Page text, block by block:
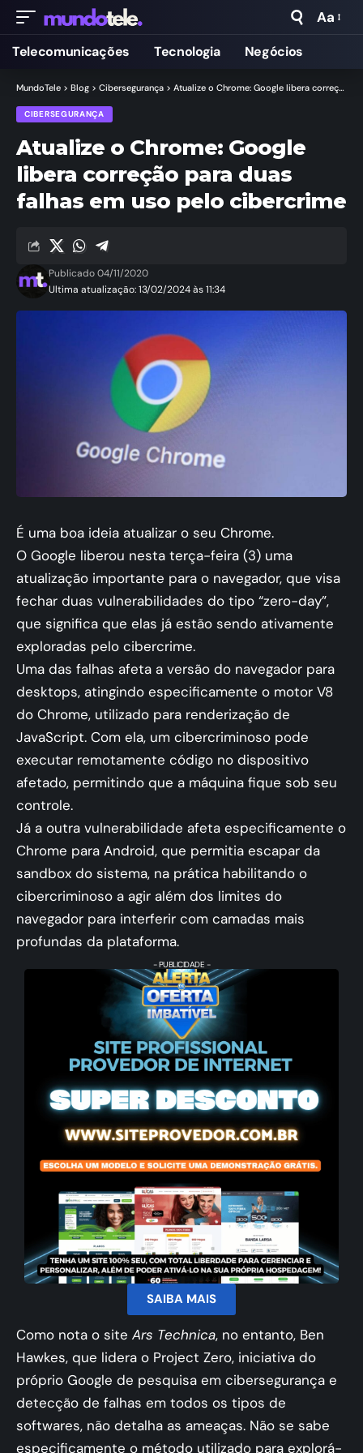
Aa
Telecomunicações Tecnologia Negócios
MundoTele > Blog > Cibersegurança > Atualize o Chrome: Google libera correção para duas falhas em uso pelo cibercrime
CIBERSEGURANÇA
Atualize o Chrome: Google
libera correção para duas
falhas em uso pelo cibercrime
Ultima atualização: 13/02/2024 às 11:34
Publicado 04/11/2020
É uma boa ideia atualizar o seu Chrome.
O Google liberou nesta terça-feira (3) uma
atualização importante para o navegador, que visa
fechar duas vulnerabilidades do tipo “zero-day”,
que significa que elas já estão sendo ativamente
exploradas pelo cibercrime.
Uma das falhas afeta a versão do navegador para
desktops, atingindo especificamente o motor V8
do Chrome, utilizado para renderização de
JavaScript. Com ela, um cibercriminoso pode
executar remotamente código no dispositivo
afetado, permitindo que a máquina fique sob seu
controle.
Já a outra vulnerabilidade afeta especificamente o
Chrome para Android, que permitia escapar da
sandbox do sistema, na prática habilitando o
cibercriminoso a agir além dos limites do
navegador para interferir com camadas mais
profundas da plataforma.
- PUBLICIDADE -
SAIBA MAIS
Como nota o site Ars Technica, no entanto, Ben
Hawkes, que lidera o Project Zero, iniciativa do
próprio Google de pesquisa em cibersegurança e
detecção de falhas em todos os tipos de
softwares, não detalha as ameaças. Não se sabe
especificamente o método utilizado para explorá-